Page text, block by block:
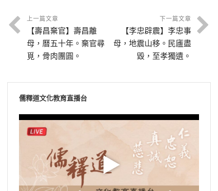
上一篇文章
【壽昌棄官】壽昌離
母，曆五十年。棄官尋
覓，骨肉團圓。
下一篇文章
【李忠辟震】李忠事
母，地震山移。民廬盡
毀，至孝獨遺。
儒釋道文化教育直播台